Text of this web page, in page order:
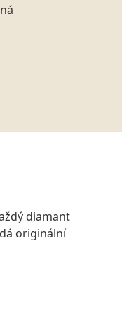
diamant
originální